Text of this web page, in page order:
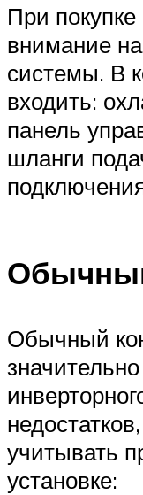
При
внимание
системы. В
входить:
панель
шланги
Обычный
учитывать
установке: